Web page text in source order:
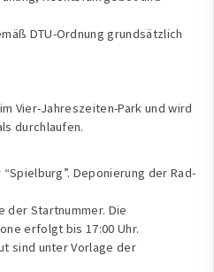
DTU-Ordnung grundsätzlich
Vier-Jahreszeiten-Park und wird
durchlaufen.
Deponierung der Rad-
der Startnummer. Die
erfolgt bis 17:00 Uhr.
sind unter Vorlage der